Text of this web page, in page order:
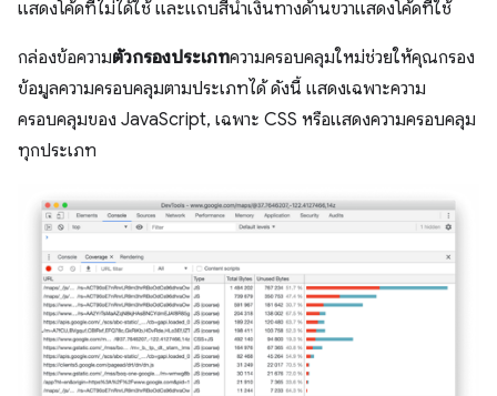
แสดงโค้ดที่ไม่ได้ใช้ และแถบสีน้ำเงินทางด้านขวาแสดงโค้ดที่ใช้
กล่องข้อความตัวกรองประเภทความครอบคลุมใหม่ช่วยให้คุณกรอง
ข้อมูลความครอบคลุมตามประเภทได้ ดังนี้ แสดงเฉพาะความ
ครอบคลุมของ JavaScript, เฉพาะ CSS หรือแสดงความครอบคลุม
ทุกประเภท